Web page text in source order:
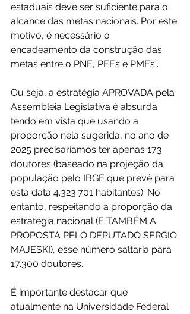
estaduais deve ser suficiente para o
alcance das metas nacionais. Por este
motivo, é necessário o
encadeamento da construção das
metas entre o PNE, PEEs e PMEs”.
Ou seja, a estratégia APROVADA pela
Assembleia Legislativa é absurda
tendo em vista que usando a
proporção nela sugerida, no ano de
2025 precisaríamos ter apenas 173
doutores (baseado na projeção da
população pelo IBGE que prevê para
esta data 4.323.701 habitantes). No
entanto, respeitando a proporção da
estratégia nacional (E TAMBÉM A
PROPOSTA PELO DEPUTADO SERGIO
MAJESKI), esse número saltaria para
17.300 doutores.
É importante destacar que
atualmente na Universidade Federal